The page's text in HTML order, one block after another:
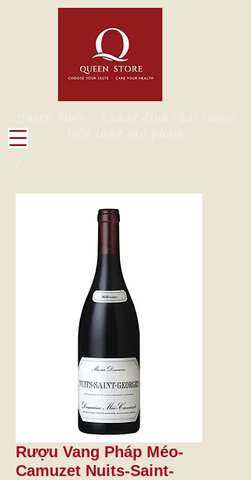
Rượu Vang Pháp Méo-
Camuzet Nuits-Saint-